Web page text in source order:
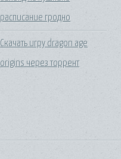
расписание гродно
Скачать игру dragon age
origins через торрент